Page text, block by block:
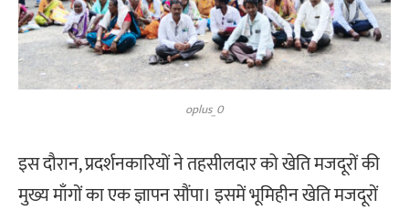
oplus_0
इस दौरान, प्रदर्शनकारियों ने तहसीलदार को खेति मजदूरों की
मुख्य माँगों का एक ज्ञापन सौंपा। इसमें भूमिहीन खेति मजदूरों